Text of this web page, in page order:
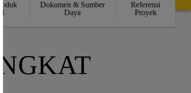
Dokumen & Sumber
Daya
Referensi
Proyek